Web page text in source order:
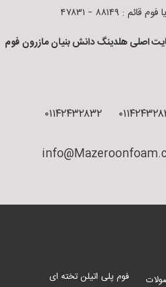
قائم : ۸۸۱۴۹ – ۴۷۸۳۱
اصلی هلدینگ دانش بنیان مازرون فوم
۰۱۱۴۲۴۳۲۸۳۲
فوم پلی اتیلن تخته ای